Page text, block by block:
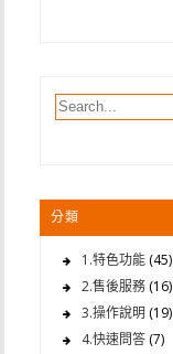
分類
1.特色功能(45)
2.售後服務(16)
3.操作說明(19)
4.快速問答(7)